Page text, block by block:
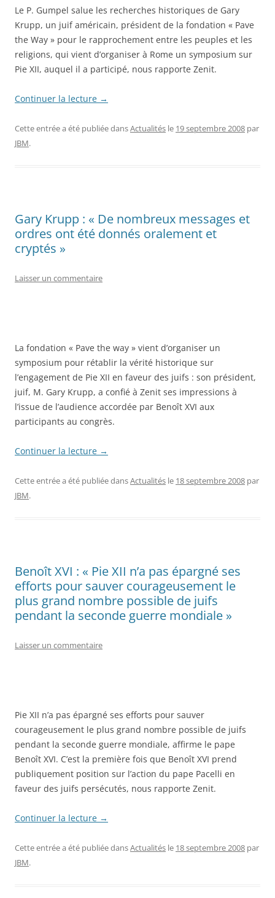
Le P. Gumpel salue les recherches historiques de Gary
Krupp, un juif américain, président de la fondation « Pave
the Way » pour le rapprochement entre les peuples et les
religions, qui vient d’organiser à Rome un symposium sur
Pie XII, auquel il a participé, nous rapporte Zenit.
Continuer la lecture →
Cette entrée a été publiée dansActualités le 19 septembre 2008 par
JBM.
Gary Krupp : « De nombreux messages et
ordres ont été donnés oralement et
cryptés »
Laisser un commentaire
La fondation « Pave the way » vient d’organiser un
symposium pour rétablir la vérité historique sur
l’engagement de Pie XII en faveur des juifs : son président,
juif, M. Gary Krupp, a confié à Zenit ses impressions à
l’issue de l’audience accordée par Benoît XVI aux
participants au congrès.
Continuer la lecture →
Cette entrée a été publiée dansActualités le 18 septembre 2008 par
JBM.
Benoît XVI : « Pie XII n’a pas épargné ses
efforts pour sauver courageusement le
plus grand nombre possible de juifs
pendant la seconde guerre mondiale »
Laisser un commentaire
Pie XII n’a pas épargné ses efforts pour sauver
courageusement le plus grand nombre possible de juifs
pendant la seconde guerre mondiale, affirme le pape
Benoît XVI. C’est la première fois que Benoît XVI prend
publiquement position sur l’action du pape Pacelli en
faveur des juifs persécutés, nous rapporte Zenit.
Continuer la lecture →
Cette entrée a été publiée dansActualités le 18 septembre 2008 par
JBM.